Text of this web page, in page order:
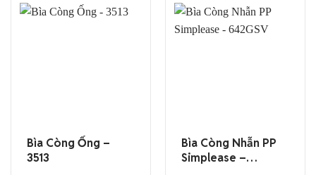
Bìa Còng Ống –
3513
Bìa Còng Nhẫn PP
Simplease –